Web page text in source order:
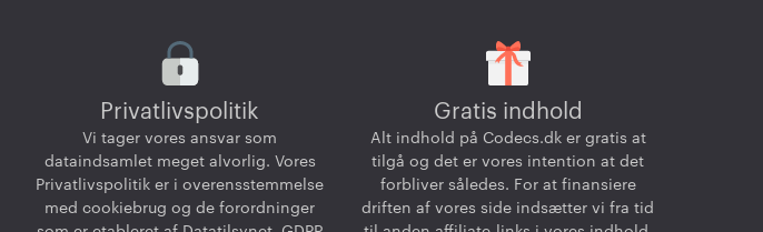
Privatlivspolitik
Vi tager vores ansvar som
dataindsamlet meget alvorlig. Vores
Privatlivspolitik er i overensstemmelse
med cookiebrug og de forordninger
Gratis indhold
Alt indhold på Codecs.dk er gratis at
tilgå og det er vores intention at det
forbliver således. For at finansiere
driften af vores side indsætter vi fra tid